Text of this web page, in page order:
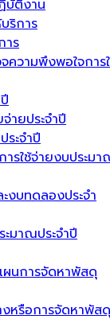
บัติงาน
ริการ
าร
ความพึงพอใจการ
ยประจำปี
ระจำปี
รใช้จ่ายงบประม
งบทดลองประจำ
ะมาณประจำปี
ผนการจัดหาพัสดุ
หรือการจัดหาพัสดุ